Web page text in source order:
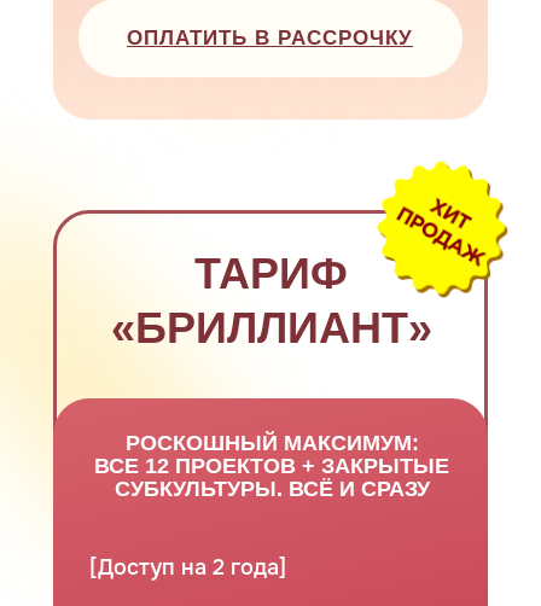
РОСКОШНЫЙ МАКСИМУМ:
ВСЕ 12 ПРОЕКТОВ + ЗАКРЫТЫЕ
СУБКУЛЬТУРЫ. ВСЁ И СРАЗУ
[Доступ на 2 года]
ТАРИФ
«БРИЛЛИАНТ»
ОПЛАТИТЬ В РАССРОЧКУ